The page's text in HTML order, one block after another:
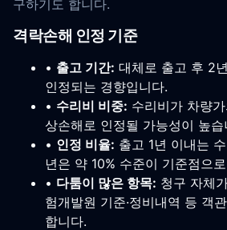
구하기도 합니다.
격락손해 인정 기준
• 출고 기간: 대체로 출고 후 2
인정되는 경향입니다.
• 수리비 비중: 수리비가 차량
상손해로 인정될 가능성이 높습
• 인정 비율: 출고 1년 이내는
년은 약 10% 수준이 기준점으
• 다툼이 많은 항목: 청구 자체
험개발원 기준·정비내역 등 객
합니다.